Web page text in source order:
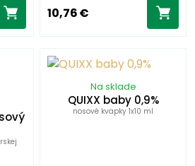
10,76 €
Na sklade
QUIXX baby 0,9%
nosové kvapky 1x10 ml